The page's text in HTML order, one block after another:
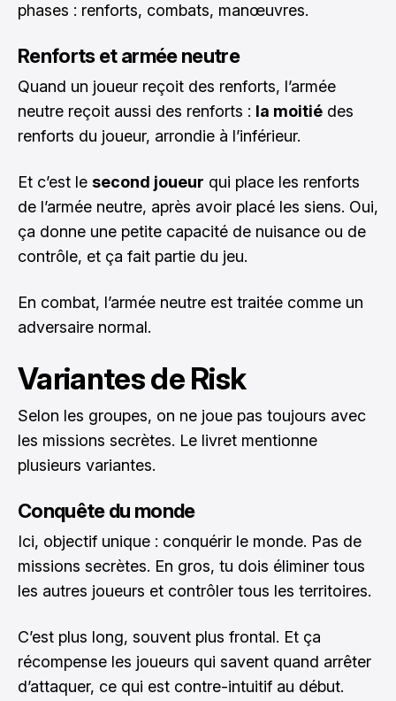
phases : renforts, combats, manœuvres.
Renforts et armée neutre
Quand un joueur reçoit des renforts, l’armée
neutre reçoit aussi des renforts : la moitié des
renforts du joueur, arrondie à l’inférieur.
Et c’est le second joueur qui place les renforts
de l’armée neutre, après avoir placé les siens. Oui,
ça donne une petite capacité de nuisance ou de
contrôle, et ça fait partie du jeu.
En combat, l’armée neutre est traitée comme un
adversaire normal.
Variantes de Risk
Selon les groupes, on ne joue pas toujours avec
les missions secrètes. Le livret mentionne
plusieurs variantes.
Conquête du monde
Ici, objectif unique : conquérir le monde. Pas de
missions secrètes. En gros, tu dois éliminer tous
les autres joueurs et contrôler tous les territoires.
C’est plus long, souvent plus frontal. Et ça
récompense les joueurs qui savent quand arrêter
d’attaquer, ce qui est contre-intuitif au début.